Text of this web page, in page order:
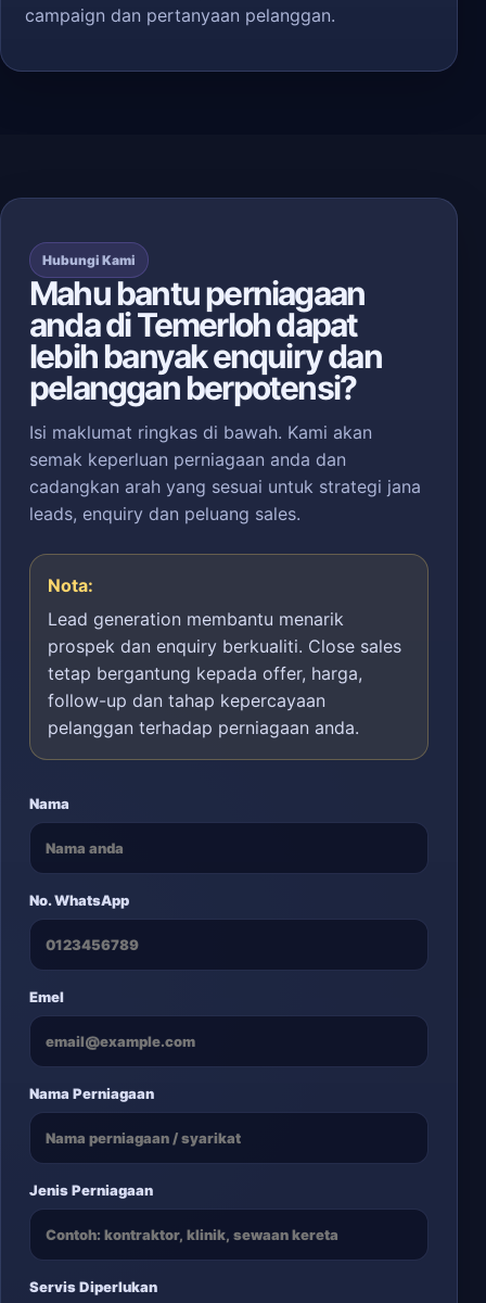
campaign dan pertanyaan pelanggan.
Hubungi Kami
Mahu bantu perniagaan
anda di Temerloh dapat
lebih banyak enquiry dan
pelanggan berpotensi?
Isi maklumat ringkas di bawah. Kami akan
semak keperluan perniagaan anda dan
cadangkan arah yang sesuai untuk strategi jana
leads, enquiry dan peluang sales.
Nota:
Lead generation membantu menarik
prospek dan enquiry berkualiti. Close sales
tetap bergantung kepada offer, harga,
follow-up dan tahap kepercayaan
pelanggan terhadap perniagaan anda.
Nama
No. WhatsApp
Emel
Nama Perniagaan
Jenis Perniagaan
Servis Diperlukan